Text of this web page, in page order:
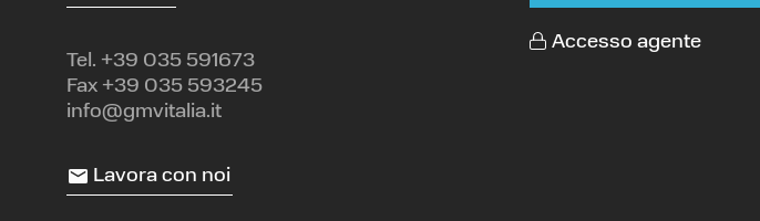
Tel. +39 035 591673
Fax +39 035 593245
info@gmvitalia.it
Lavora con noi
Accesso agente